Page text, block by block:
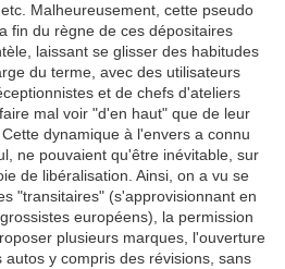
Malheureusement, cette pseudo
fin du règne de ces dépositaires
laissant se glisser des habitudes
du terme, avec des utilisateurs
et de chefs d'ateliers
mal voir "d'en haut" que de leur
dynamique à l'envers a connu
ne pouvaient qu'être inévitable, sur
de libéralisation. Ainsi, on a vu se
"transitaires" (s'approvisionnant en
européens), la permission
plusieurs marques, l'ouverture
y compris des révisions, sans